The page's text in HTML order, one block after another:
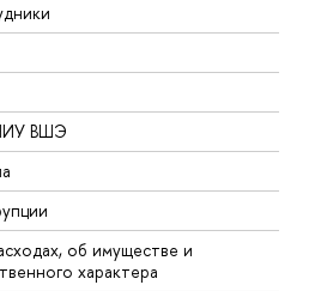
ВШЭ
об имуществе и
характера